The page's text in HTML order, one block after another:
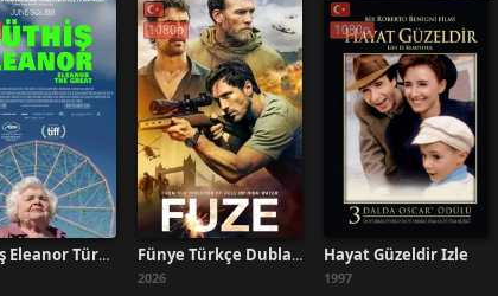
Müthiş Eleanor Türkçe Dublaj İzle
1080p
Fünye Türkçe Dublaj İzle
2026
1080p
Hayat Güzeldir İzle
1997